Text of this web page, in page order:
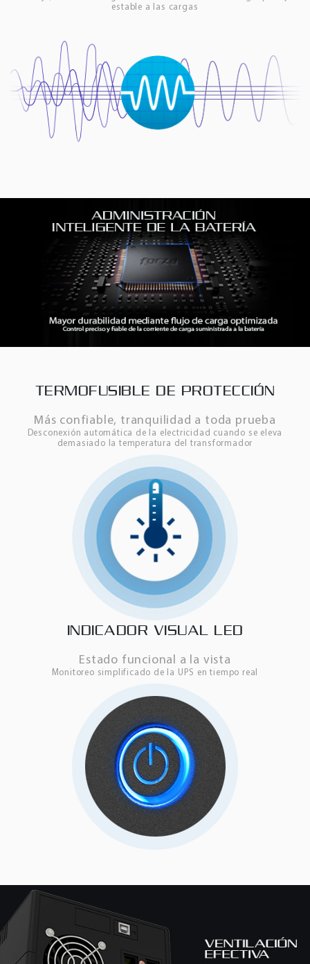
estable a las cargas
TERMOFUSIBLE DE PROTECCIÓN
Más confiable, tranquilidad a toda prueba
Desconexión automática de la electricidad cuando se eleva
demasiado la temperatura del transformador
INDICADOR VISUAL LED
Estado funcional a la vista
Monitoreo simplificado de la UPS en tiempo real